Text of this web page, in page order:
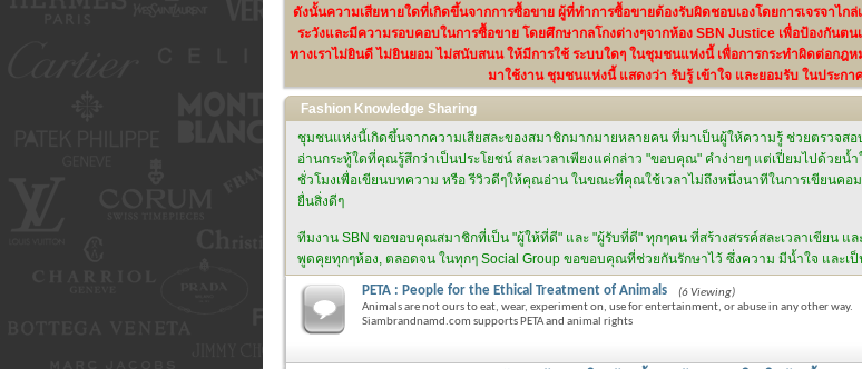
ดังนั้นความเสียหายใดที่เกิดขึ้นจากการซื้อขาย ผู้ที่ทำการซื้อขายต้องรับผิดชอบเองโดยการเจรจาไ
ระวังและมีความรอบคอบในการซื้อขาย โดยศึกษากลโกงต่างๆจากห้อง SBN Justice เพื่อป้องกันต
ทางเราไม่ยินดี ไม่ยินยอม ไม่สนับสนน ให้มีการใช้ ระบบใดๆ ในชุมชนแห่งนี้ เพื่อการกระทำผิดต่อกฎ
มาใช้งาน ชุมชนแห่งนี้ แสดงว่า รับรู้ เข้าใจ และยอมรับ ในประ
Fashion Knowledge Sharing
ชุมชนแห่งนี้เกิดขึ้นจากความเสียสละของสมาชิกมากมายหลายคน ที่มาเป็นผู้ให้ความรู้ ช่วยตรวจ
อ่านกระทู้ใดที่คุณรู้สึกว่าเป็นประโยชน์ สละเวลาเพียงแค่กล่าว "ขอบคุณ" คำง่ายๆ แต่เปี่ยมไปด้วยน้
ชั่วโมงเพื่อเขียนบทความ หรือ รีวิวดีๆให้คุณอ่าน ในขณะที่คุณใช้เวลาไม่ถึงหนึ่งนาทีในการเขียนค
ยื่นสิ่งดีๆ
ทีมงาน SBN ขอขอบคุณสมาชิกที่เป็น "ผู้ให้ที่ดี" และ "ผู้รับที่ดี" ทุกๆคน ที่สร้างสรรค์สละเวลาเขียน แล
พูดคุยทุกๆห้อง, ตลอดจน ในทุกๆ Social Group ขอขอบคุณที่ช่วยกันรักษาไว้ ซึ่งความ มีน้ำใจ และเ
PETA : People for the Ethical Treatment of Animals
(6 Viewing)
Animals are not ours to eat, wear, experiment on, use for entertainment, or abuse in any other way.
Siambrandnamd.com supports PETA and animal rights